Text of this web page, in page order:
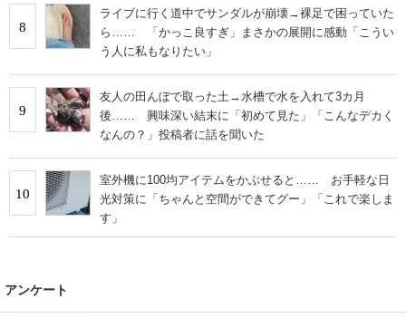
8
ライブに行く道中でサンダルが崩壊→裸足で困っていた
ら…… 「かっこ良すぎ」まさかの展開に感動「こうい
う人に私もなりたい」
9
友人の田んぼで取った土→水槽で水を入れて3カ月
後…… 興味深い結末に「初めて見た」「こんなデカく
なんの？」投稿者に話を聞いた
10
室外機に100均アイテムをかぶせると…… お手軽な日
光対策に「ちゃんと空間ができてグー」「これで楽しま
す」
アンケート